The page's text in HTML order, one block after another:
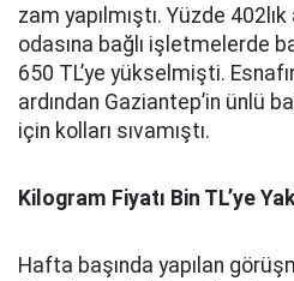
zam yapılmıştı. Yüzde
odasına bağlı işletmelerde
650 TL’ye yükselmişti.
ardından Gaziantep’in ünlü
için kolları sıvamıştı.
Kilogram Fiyatı Bin TL’ye
Hafta başında yapılan